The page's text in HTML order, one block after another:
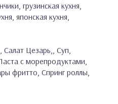
грузинская кухня,
японская кухня,
Цезарь,, Суп,
с морепродуктами,
фритто, Спринг роллы,